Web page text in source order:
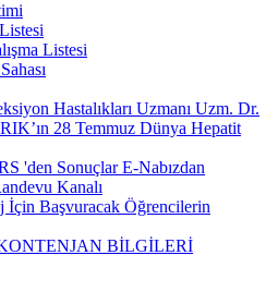
Listesi
Hastalıkları Uzmanı Uzm. Dr.
28 Temmuz Dünya Hepatit
'den Sonuçlar E-Nabızdan
Kanalı
İçin Başvuracak Öğrencilerin
BİLGİLERİ